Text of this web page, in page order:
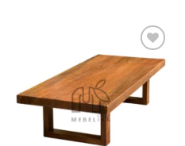
Add to
wishlist